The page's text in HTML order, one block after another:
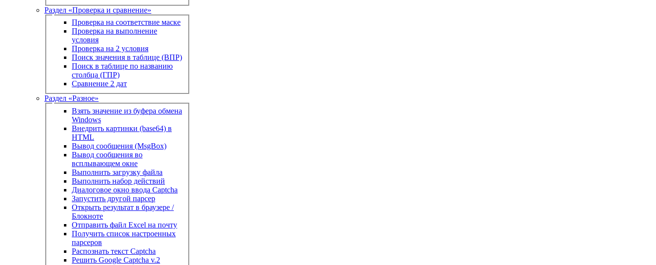
Раздел «Проверка и сравнение»
Проверка на соответствие маске
Проверка на выполнение
условия
Проверка на 2 условия
Поиск значения в таблице (ВПР)
Поиск в таблице по названию
столбца (ГПР)
Сравнение 2 дат
Раздел «Разное»
Взять значение из буфера обмена
Windows
Внедрить картинки (base64) в
HTML
Вывод сообщения (MsgBox)
Вывод сообщения во
всплывающем окне
Выполнить загрузку файла
Выполнить набор действий
Диалоговое окно ввода Captcha
Запустить другой парсер
Открыть результат в браузере /
Блокноте
Отправить файл Excel на почту
Получить список настроенных
парсеров
Распознать текст Captcha
Решить Google Captcha v.2